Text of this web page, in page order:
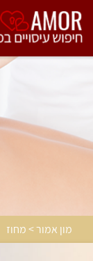
מון אמור > מחוז